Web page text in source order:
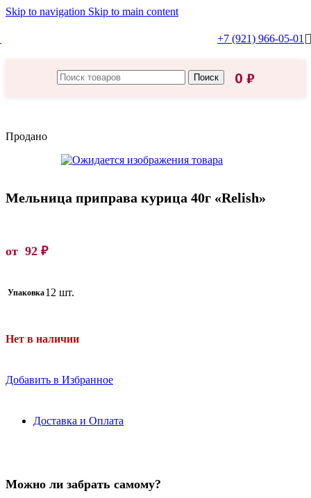
Skip to navigation Skip to main content
+7 (921) 966-05-01
Поиск 0 ₽
Продано
Мельница приправа курица 40г «Relish»
от 92 ₽
Упаковка12 шт.
Нет в наличии
Добавить в Избранное
Доставка и Оплата
Можно ли забрать самому?